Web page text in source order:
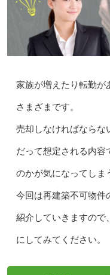
家族が増えたり転勤が
さまざまです。
売却しなければならな
だって想定される内容
のかが気になってしま
今回は再建築不可物件
紹介していきますので
にしてみてください。